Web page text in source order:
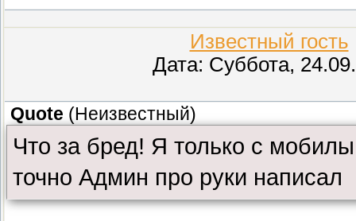
Известный гость
Дата: Суббота,
Quote (Неизвестный)
Что за бред! Я только с
точно Админ про руки написал